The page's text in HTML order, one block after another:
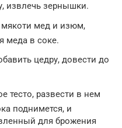
извлечь зернышки.
мякоти мед и изюм,
меда в соке.
цедру, довести до
тесто, развести в нем
поднимется, и
для брожения